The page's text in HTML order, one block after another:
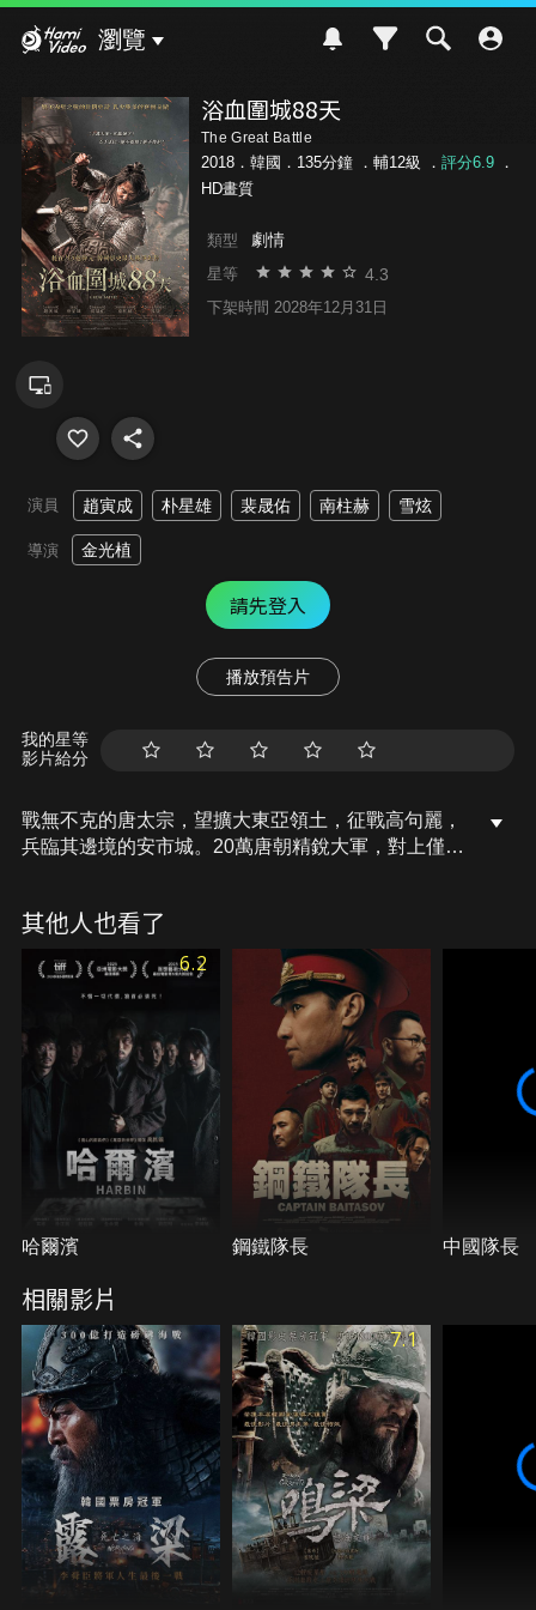
瀏覽
浴血圍城88天
The Great Battle
2018．韓國．135分鐘 ． 輔12級 ． 評分6.9．
HD畫質
類型 劇情
星等 4.3
下架時間 2028年12月31日
演員 趙寅成 朴星雄 裴晟佑 南柱赫 雪炫
導演 金光植
請先登入
播放預告片
我的星等
影片給分
戰無不克的唐太宗，望擴大東亞領土，征戰高句麗，
兵臨其邊境的安市城。20萬唐朝精銳大軍，對上僅5
戰，88天裡，與唐軍展開一場殊死決戰。
其他人也看了
6.2
哈爾濱 鋼鐵隊長 中國隊長
相關影片
7.1